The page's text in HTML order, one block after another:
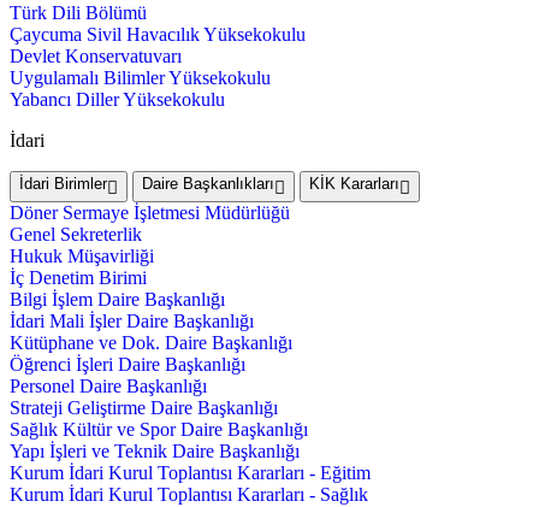
Türk Dili Bölümü
Çaycuma Sivil Havacılık Yüksekokulu
Devlet Konservatuvarı
Uygulamalı Bilimler Yüksekokulu
Yabancı Diller Yüksekokulu
İdari
İdari Birimler Daire Başkanlıkları KİK Kararları
Döner Sermaye İşletmesi Müdürlüğü
Genel Sekreterlik
Hukuk Müşavirliği
İç Denetim Birimi
Bilgi İşlem Daire Başkanlığı
İdari Mali İşler Daire Başkanlığı
Kütüphane ve Dok. Daire Başkanlığı
Öğrenci İşleri Daire Başkanlığı
Personel Daire Başkanlığı
Strateji Geliştirme Daire Başkanlığı
Sağlık Kültür ve Spor Daire Başkanlığı
Yapı İşleri ve Teknik Daire Başkanlığı
Kurum İdari Kurul Toplantısı Kararları - Eğitim
Kurum İdari Kurul Toplantısı Kararları - Sağlık